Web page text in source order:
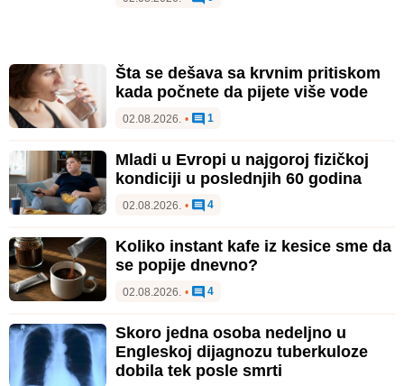
Šta se dešava sa krvnim pritiskom
kada počnete da pijete više vode
02.08.2026. • 1
Mladi u Evropi u najgoroj fizičkoj
kondiciji u poslednjih 60 godina
02.08.2026. • 4
Koliko instant kafe iz kesice sme da
se popije dnevno?
02.08.2026. • 4
Skoro jedna osoba nedeljno u
Engleskoj dijagnozu tuberkuloze
dobila tek posle smrti